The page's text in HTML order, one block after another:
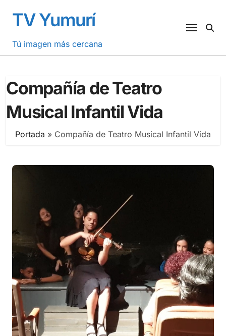
contenido
TV Yumurí
Tú imagen más cercana
Compañía de Teatro
Musical Infantil Vida
Portada » Compañía de Teatro Musical Infantil Vida